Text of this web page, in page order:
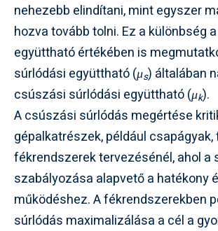
nehezebb elindítani, mint egyszer
hozva tovább tolni. Ez a különbség
együttható értékében is
súrlódási együttható (μs) általában
csúszási súrlódási együttható (μk).
A csúszási súrlódás megértése
gépalkatrészek, például
fékrendszerek tervezésénél, ahol a
szabályozása alapvető a hatékony
működéshez. A fékrendszerekben
súrlódás maximalizálása a cél a